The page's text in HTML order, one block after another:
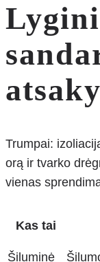
Trumpai:
orą ir tvarko
vienas
Kas tai
Šiluminė